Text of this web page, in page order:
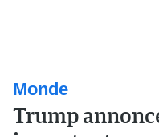
Monde
Trump